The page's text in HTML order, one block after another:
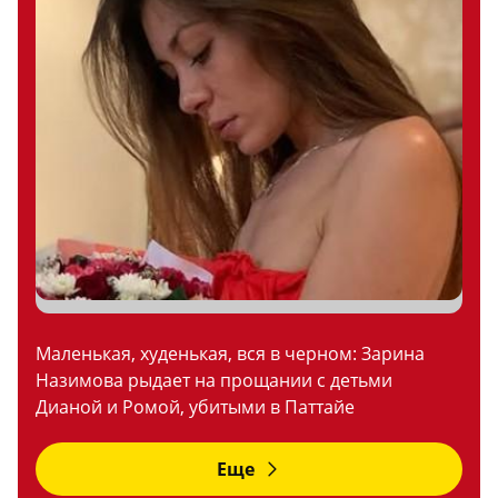
Маленькая, худенькая, вся в черном: Зарина
Назимова рыдает на прощании с детьми
Дианой и Ромой, убитыми в Паттайе
Еще